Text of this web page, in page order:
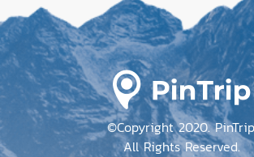
©Copyright 2020.
All Rights Reserved.